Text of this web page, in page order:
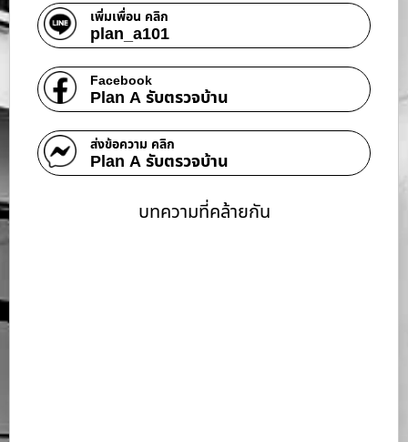
เพิ่มเพื่อน คลิก
plan_a101
Facebook
Plan A รับตรวจบ้าน
ส่งข้อความ คลิก
Plan A รับตรวจบ้าน
บทความที่คล้ายกัน